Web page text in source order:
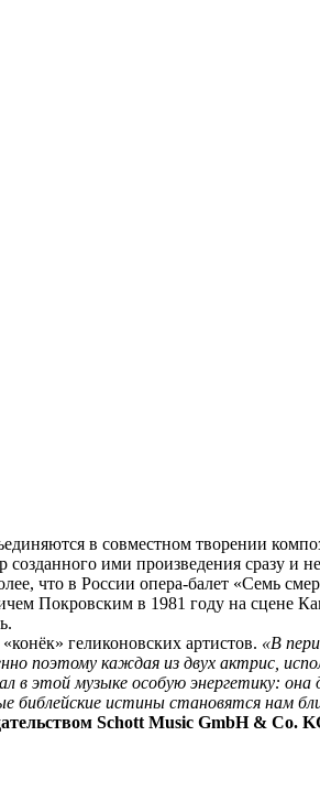
в совместном творении
ими произведения сразу и
что в России опера-балет «Семь
Покровским в 1981 году на сцене
геликоновских артистов. «В
поэтому каждая из двух актрис,
в этой музыке особую энергетику:
библейские истины становятся нам
Schott Music GmbH & Co.